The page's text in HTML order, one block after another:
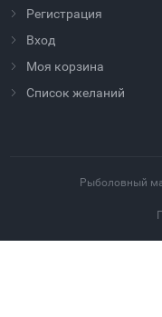
Регистрация
Вход
Моя корзина
Cписок желаний
Рыболовный